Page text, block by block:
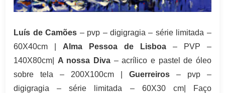
Luís de Camões – pvp – digigragia – série limitada –
60X40cm | Alma Pessoa de Lisboa– PVP –
140X80cm| A nossa Diva – acrílico e pastel de óleo
sobre tela – 200X100cm | Guerreiros
– pvp –
digigragia – série limitada – 60X30 cm| Faço